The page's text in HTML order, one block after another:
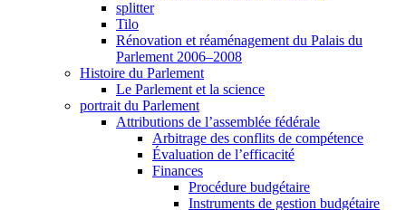
splitter
Tilo
Rénovation et réaménagement du Palais du
Parlement 2006–2008
Histoire du Parlement
Le Parlement et la science
portrait du Parlement
Attributions de l’assemblée fédérale
Arbitrage des conflits de compétence
Évaluation de l’efficacité
Finances
Procédure budgétaire
Instruments de gestion budgétaire